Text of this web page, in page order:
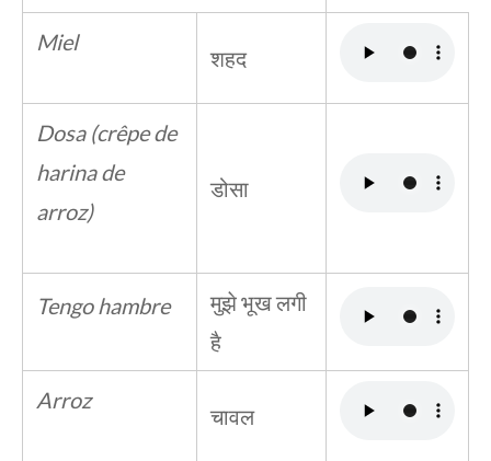
Miel
शहद
Dosa (crêpe de
harina de
arroz)
डोसा
Tengo hambre
मुझे भूख लगी
है
Arroz
चावल